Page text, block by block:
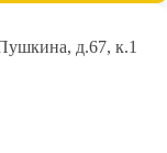
д.67, к.1